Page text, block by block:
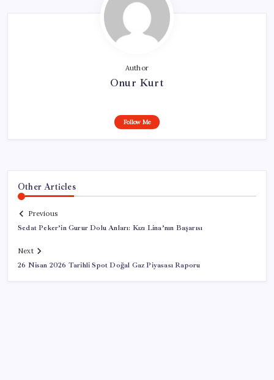
Author
Onur Kurt
Follow Me
Other Articles
Previous
Sedat Peker’in Gurur Dolu Anları: Kızı Lina’nın Başarısı
Next
26 Nisan 2026 Tarihli Spot Doğal Gaz Piyasası Raporu